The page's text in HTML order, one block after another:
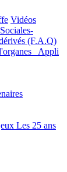
Vidéos
(F.A.Q)
Appli
Les 25 ans